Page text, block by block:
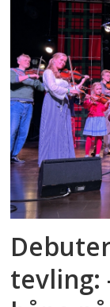
tevling: